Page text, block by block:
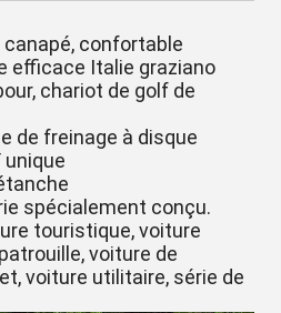
confortable
efficace Italie graziano
chariot de golf de
de freinage à disque
unique
spécialement conçu.
touristique, voiture
voiture de
voiture utilitaire, série de